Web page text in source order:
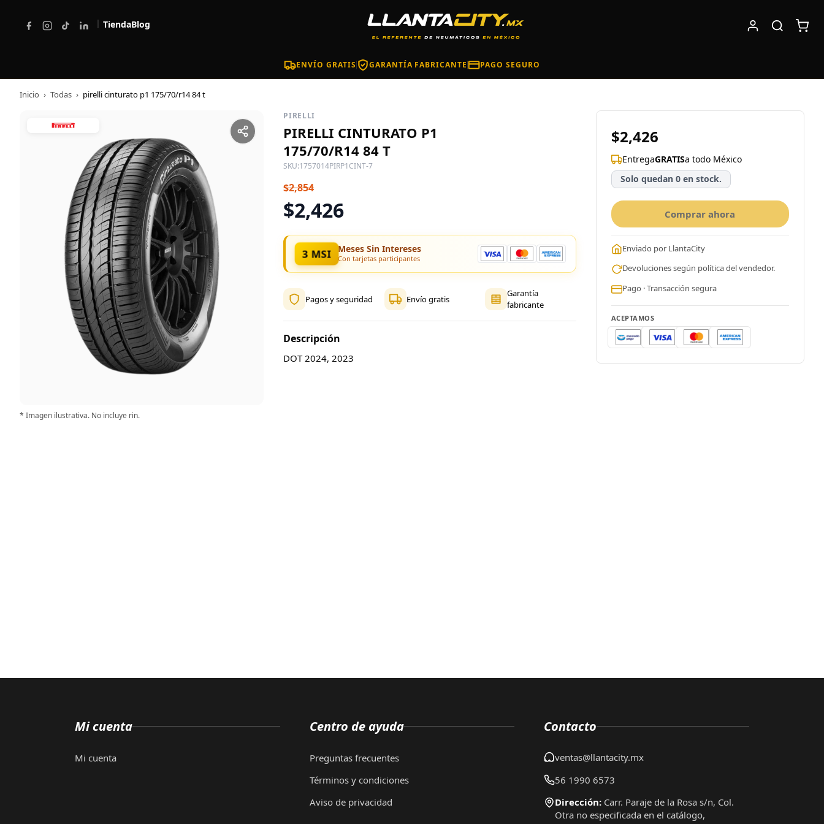
| TiendaBlog
ENVÍO GRATIS GARANTÍA FABRICANTE PAGO SEGURO
Inicio › Todas › pirelli cinturato p1 175/70/r14 84 t
* Imagen ilustrativa. No incluye rin.
PIRELLI
PIRELLI CINTURATO P1
175/70/R14 84 T
SKU:1757014PIRP1CINT-7
$2,854
$2,426
3 MSI Meses Sin Intereses
Con tarjetas participantes
Pagos y seguridad Envío gratis
Garantía
fabricante
Descripción
DOT 2024, 2023
$2,426
EntregaGRATISa todo México
Solo quedan 0 en stock.
Comprar ahora
Enviado por LlantaCity
Devoluciones según política del vendedor.
Pago · Transacción segura
ACEPTAMOS
Mi cuenta
Mi cuenta
Centro de ayuda
Preguntas frecuentes
Términos y condiciones
Aviso de privacidad
Contacto
ventas@llantacity.mx
56 1990 6573
Dirección: Carr. Paraje de la Rosa s/n, Col.
Otra no especificada en el catálogo,